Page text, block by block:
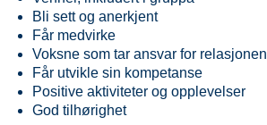
Bli sett og anerkjent
Får medvirke
Voksne som tar ansvar for relasjonen
Får utvikle sin kompetanse
Positive aktiviteter og opplevelser
God tilhørighet